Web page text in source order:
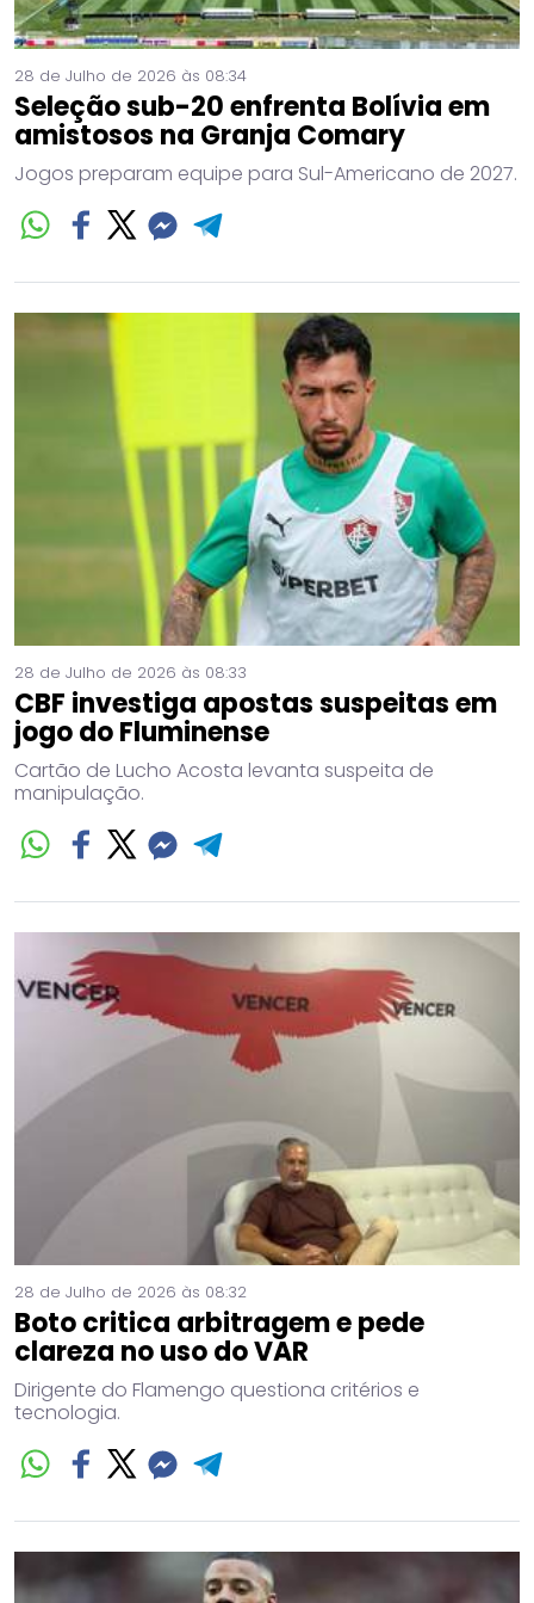
28 de Julho de 2026 às 08:34
Seleção sub-20 enfrenta Bolívia em
amistosos na Granja Comary
Jogos preparam equipe para Sul-Americano de 2027.
28 de Julho de 2026 às 08:33
CBF investiga apostas suspeitas em
jogo do Fluminense
Cartão de Lucho Acosta levanta suspeita de
manipulação.
28 de Julho de 2026 às 08:32
Boto critica arbitragem e pede
clareza no uso do VAR
Dirigente do Flamengo questiona critérios e
tecnologia.